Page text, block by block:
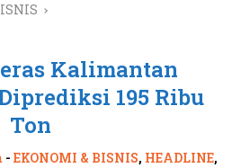
Kalimantan
195 Ribu
Ton
- EKONOMI & BISNIS, HEADLINE,